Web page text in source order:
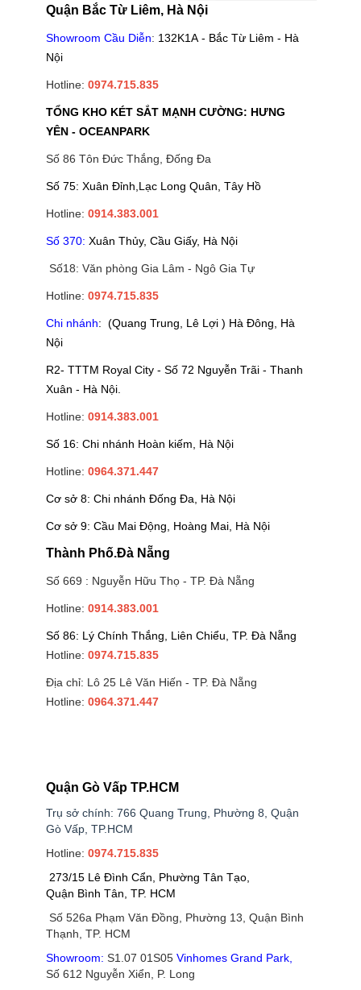
Quận Bắc Từ Liêm, Hà Nội
Showroom Cầu Diễn: 132K1A - Bắc Từ Liêm - Hà
Nội
Hotline: 0974.715.835
TỔNG KHO KÉT SẮT MẠNH CƯỜNG: HƯNG
YÊN - OCEANPARK
Số 86 Tôn Đức Thắng, Đống Đa
Số 75: Xuân Đỉnh,Lạc Long Quân, Tây Hồ
Hotline: 0914.383.001
Số 370: Xuân Thủy, Cầu Giấy, Hà Nội
Số18: Văn phòng Gia Lâm - Ngô Gia Tự
Hotline: 0974.715.835
Chi nhánh: (Quang Trung, Lê Lợi ) Hà Đông, Hà
Nội
R2- TTTM Royal City - Số 72 Nguyễn Trãi - Thanh
Xuân - Hà Nội.
Hotline: 0914.383.001
Số 16: Chi nhánh Hoàn kiếm, Hà Nội
Hotline: 0964.371.447
Cơ sở 8: Chi nhánh Đống Đa, Hà Nội
Cơ sở 9: Cầu Mai Động, Hoàng Mai, Hà Nội
Thành Phố.Đà Nẵng
Số 669 : Nguyễn Hữu Thọ - TP. Đà Nẵng
Hotline: 0914.383.001
Số 86: Lý Chính Thắng, Liên Chiểu, TP. Đà Nẵng
Hotline: 0974.715.835
Địa chỉ: Lô 25 Lê Văn Hiến - TP. Đà Nẵng
Hotline: 0964.371.447
Quận Gò Vấp TP.HCM
Trụ sở chính: 766 Quang Trung, Phường 8, Quận
Gò Vấp, TP.HCM
Hotline: 0974.715.835
273/15 Lê Đình Cẩn, Phường Tân Tạo,
Quận Bình Tân, TP. HCM
Số 526a Phạm Văn Đồng, Phường 13, Quận Bình
Thạnh, TP. HCM
Showroom: S1.07 01S05 Vinhomes Grand Park
Số 612 Nguyễn Xiển, P. Long